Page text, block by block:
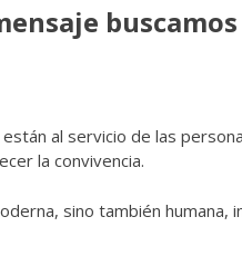
al servicio de las
la convivencia.
sino también humana,